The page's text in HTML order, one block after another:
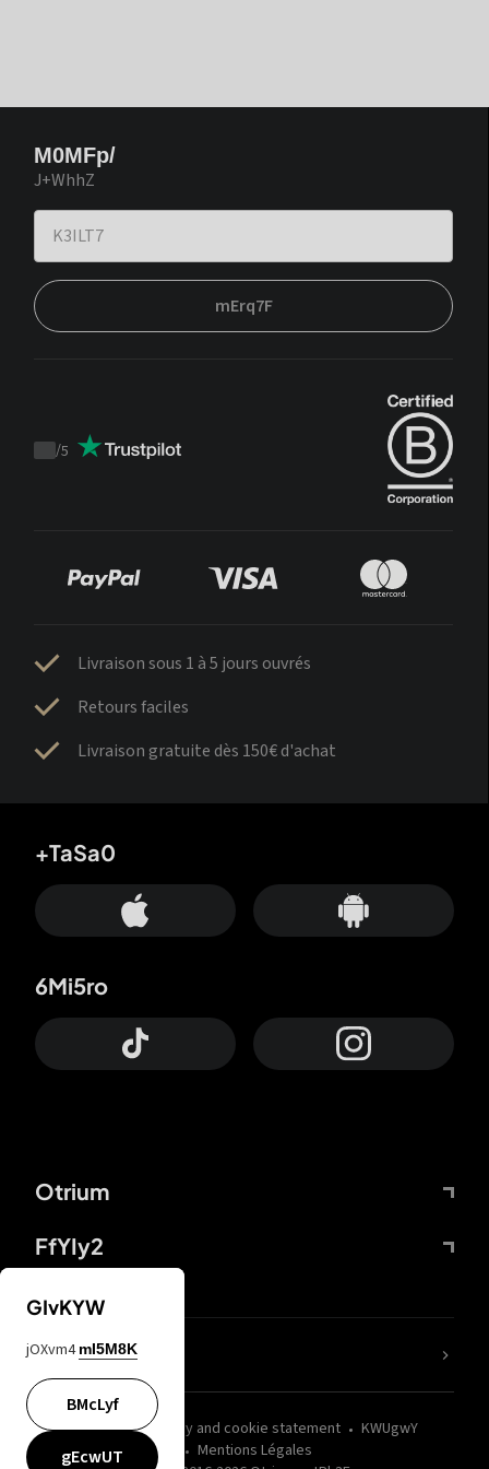
M0MFp/
J+WhhZ
mErq7F
Trustpilot
/5
Livraison sous 1 à 5 jours ouvrés
Retours faciles
Livraison gratuite dès 150€ d'achat
Otrium
FfYIy2
+TaSa0
6Mi5ro
wZQPfd Privacy and cookie statement
KWUgwY
Mentions Légales
nLC6tu
GIvKYW
jOXvm4 mI5M8K
BMcLyf
gEcwUT